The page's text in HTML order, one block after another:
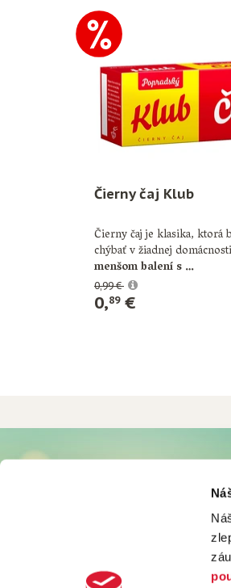
Čierny čaj Klub
Čierny čaj je klasika, ktorá
chýbať v žiadnej
menšom balení s …
0,99 €
0,89€
Možnosti a ceny doručenia
Ochrana osobných údajov